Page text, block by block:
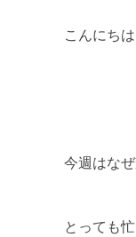
こんにち
今週はな
とっても